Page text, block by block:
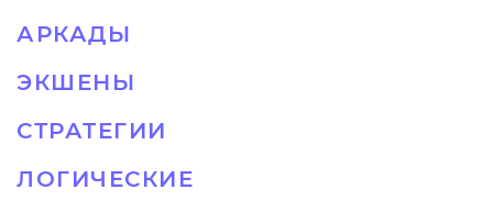
АРКАДЫ
ЭКШЕНЫ
СТРАТЕГИИ
ЛОГИЧЕСКИЕ